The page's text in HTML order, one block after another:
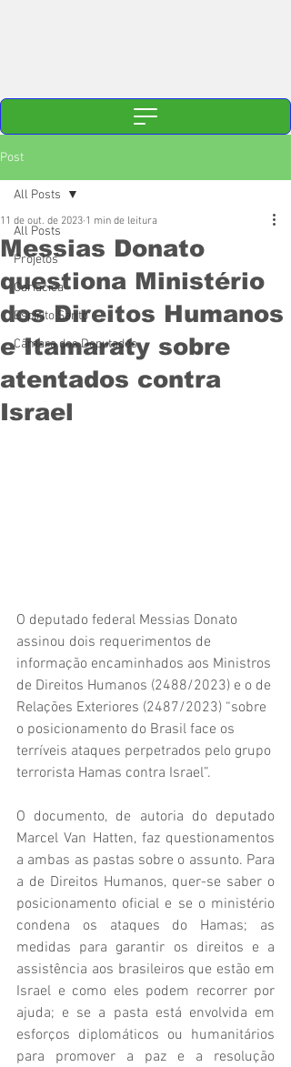
Post
All Posts
Projetos
Cariacica
Espírito Santo
Câmara dos Deputados
All Posts
Messias Donato
questiona Ministério
dos Direitos Humanos
e Itamaraty sobre
atentados contra
Israel
11 de out. de 2023 1 min de leitura
O deputado federal Messias Donato
assinou dois requerimentos de
informação encaminhados aos Ministros
de Direitos Humanos (2488/2023) e o de
Relações Exteriores (2487/2023) “sobre
o posicionamento do Brasil face os
terríveis ataques perpetrados pelo grupo
terrorista Hamas contra Israel”.
O documento, de autoria do deputado
Marcel Van Hatten, faz questionamentos
a ambas as pastas sobre o assunto. Para
a de Direitos Humanos, quer-se saber o
posicionamento oficial e se o ministério
condena os ataques do Hamas; as
medidas para garantir os direitos e a
assistência aos brasileiros que estão em
Israel e como eles podem recorrer por
ajuda; e se a pasta está envolvida em
esforços diplomáticos ou humanitários
para promover a paz e a resolução